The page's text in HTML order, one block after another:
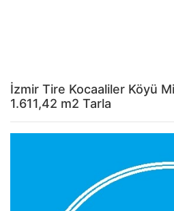
İzmir Tire Kocaaliler Köyü
1.611,42 m2 Tarla